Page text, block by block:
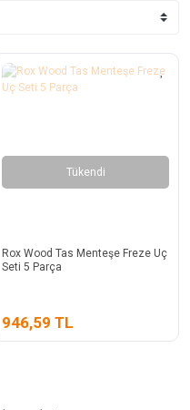
Tükendi
Rox Wood Tas Menteşe Freze Uç
Seti 5 Parça
946,59 TL